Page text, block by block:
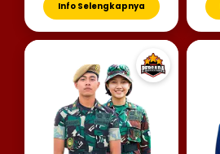
Info Selengkapnya